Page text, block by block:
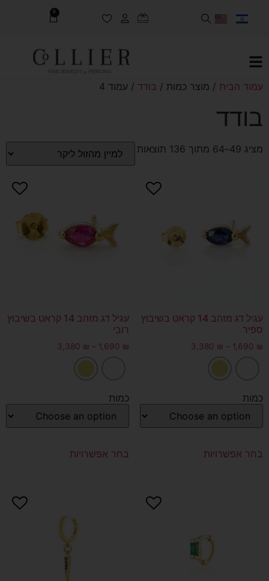
0
FINE JEWELRY & PIERCING
עמוד הבית / מוצר כמות / בודד / עמוד 4
בודד
מציג 49–64 מתוך 136 תוצאות
עגיל דג מזהב 14 קראט בשיבוץ
ספיר
1,690 ₪
–
3,380 ₪
כמות
בחר אפשרויות
עגיל דג מזהב 14 קראט בשיבוץ
רובי
1,690 ₪
–
3,380 ₪
כמות
בחר אפשרויות